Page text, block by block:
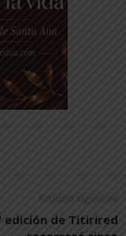
Artículo siguiente
edición de Titirired